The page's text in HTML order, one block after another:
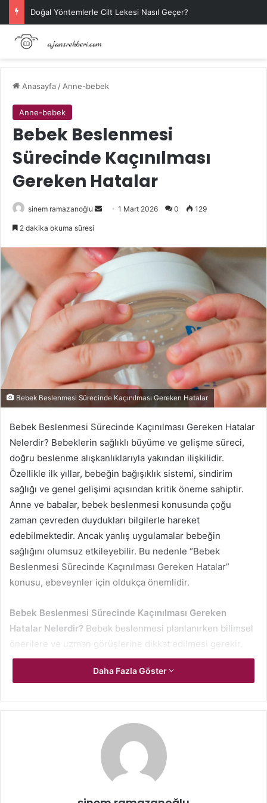
Doğal Yöntemlerle Cilt Lekesi Nasıl Geçer?
Anasayfa / Anne-bebek
Anne-bebek
Bebek Beslenmesi
Sürecinde Kaçınılması
Gereken Hatalar
sinem ramazanoğlu
Bir
göndermek
1 Mart 2026 0 129
2 dakika okuma süresi
Bebek Beslenmesi Sürecinde Kaçınılması Gereken Hatalar
Bebek Beslenmesi Sürecinde Kaçınılması Gereken Hatalar
Nelerdir? Bebeklerin sağlıklı büyüme ve gelişme süreci,
doğru beslenme alışkanlıklarıyla yakından ilişkilidir.
Özellikle ilk yıllar, bebeğin bağışıklık sistemi, sindirim
sağlığı ve genel gelişimi açısından kritik öneme sahiptir.
Anne ve babalar, bebek beslenmesi konusunda çoğu
zaman çevreden duydukları bilgilerle hareket
edebilmektedir. Ancak yanlış uygulamalar bebeğin
sağlığını olumsuz etkileyebilir. Bu nedenle “Bebek
Beslenmesi Sürecinde Kaçınılması Gereken Hatalar”
konusu, ebeveynler için oldukça önemlidir.
Bebek Beslenmesi Sürecinde Kaçınılması Gereken
Hatalar Nelerdir? Bebek beslenmesi planlanırken bilimsel
önerilere ve uzman görüşlerine dikkat edilmesi gerekir.
Her bebeğin gelişim süreci farklı olduğundan beslenme
düzeni de bireysel olarak oluşturulmalıdır. Yanlış beslenme
açabilir. Bu nedenle Bebek Beslenmesi Sürecinde
Kaçınılması Gereken Hatalar hakkında bilinçli olmak,
bebeğin sağlıklı büyümesine katkı sağlar.
Erken Ek Gıdaya Başlamak ve
Daha Fazla Göster